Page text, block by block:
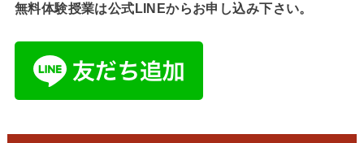
無料体験授業は公式LINEからお申し込み下さい。